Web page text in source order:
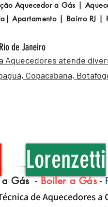
Aquecedor a Gás |
Apartamento | Bairro RJ |
de Janeiro
Aquecedores atende
, Copacabana,
Lorenzetti
Gás-Boiler a Gás-
de Aquecedores